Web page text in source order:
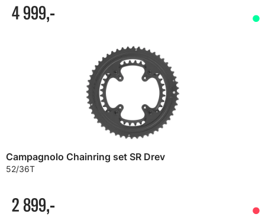
4 999,-
Campagnolo Chainring set SR Drev
52/36T
2 899,-